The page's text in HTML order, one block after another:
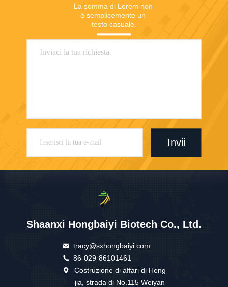
La somma di Lorem non
è semplicemente un
testo casuale.
Invii
Shaanxi Hongbaiyi Biotech Co., Ltd.
tracy@sxhongbaiyi.com
86-029-86101461
Costruzione di affari di Heng
jia, strada di No.115 Weiyan